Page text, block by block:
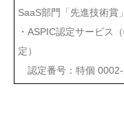
SaaS部門「先進技術賞
・ASPIC認定サービス
定）
認定番号：特個 0002-